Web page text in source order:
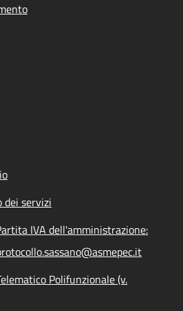
dei servizi
IVA dell'amministrazione:
Polifunzionale (v.